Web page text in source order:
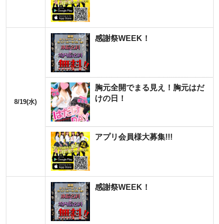
8/19(水)
感謝祭WEEK！
胸元全開でまる見え！胸元はだ
けの日！
アプリ会員様大募集!!!
感謝祭WEEK！